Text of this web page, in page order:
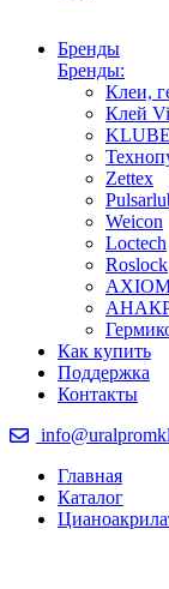
Бренды
Бренды:
Клеи,
Клей
Zettex
Weicon
Loctech
Roslock
Как купить
Поддержка
Контакты
Главная
Каталог